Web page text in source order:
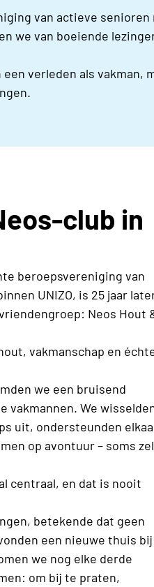
van actieve
we van boeiende
verleden als vakman,
club in
beroepsvereniging van
UNIZO, is 25 jaar
Neos Hout
vakmanschap en
we een bruisend
vakmannen. We
uit, ondersteunden
op avontuur – soms
centraal, en dat is nooit
betekende dat geen
een nieuwe thuis bij
we nog elke derde
om bij te praten,